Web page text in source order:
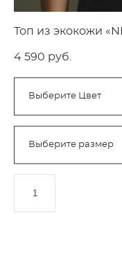
Топ из экокожи
4 590 pуб.
Выберите Цвет
Выберите размер